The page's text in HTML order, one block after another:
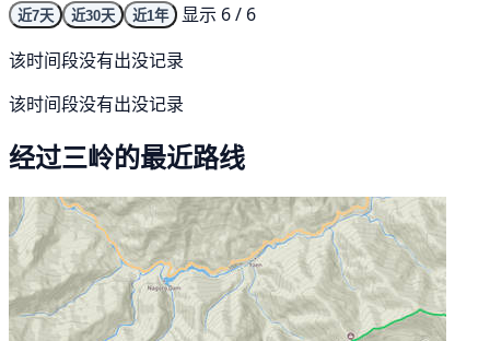
近7天 近30天 近1年
显示 6 / 6
该时间段没有出没记录
该时间段没有出没记录
经过三岭的最近路线